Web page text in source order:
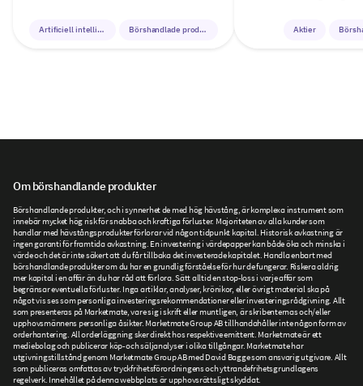
Artificiell intelligens Börshandlade produkter Aktier
Om börshandlande produkter
Börshandlande produkter, och i synnerhet de med hög hävstång, är komplexa instrument som
innebär mycket hög risk för snabba och kraftiga förluster. Majoriteten av alla kunder som
handlar med hävstångsprodukter förlorar vid någon tidpunkt kapital. Historisk avkastning är
ingen garanti för framtida avkastning. En investering i värdepapper kan både öka och minska i
värde och det är inte säkert att du får tillbaka det investerade kapitalet. Handla enbart med
börshandlande produkter om du har en grundlig förståelse för hur de fungerar. Riskera aldrig
mer kapital i en affär än du har råd att förlora. Sätt alltid en stop-loss i varje affär som
begränsar eventuella förluster. Inga artiklar, analyser, krönikor, eller övrigt material ska på
något vis ses som personliga investeringsrekommendationer eller investeringsrådgivning. Allt
som presenteras på Marketmate, vare sig i skrift eller muntligen, är skribenternas och/eller
upphovsmännens personliga åsikter. Marketmate Group AB tillhandahåller inte någon form av
orderhantering. All orderläggning sker direkt hos respektive emittent. Marketmate är ett
mediebolag och publicerar köp- och säljanalyser i olika tillgångar. Marketmate har
utgivningstillstånd genom Marketmate Group AB med David Bagge som ansvarig utgivare. Allt
som publiceras omfattas av tryckfrihetsförordningens och yttrandefrihetsgrundlagens
regelverk. Innehållet på denna webbplats är upphovsrättsligt skyddat.